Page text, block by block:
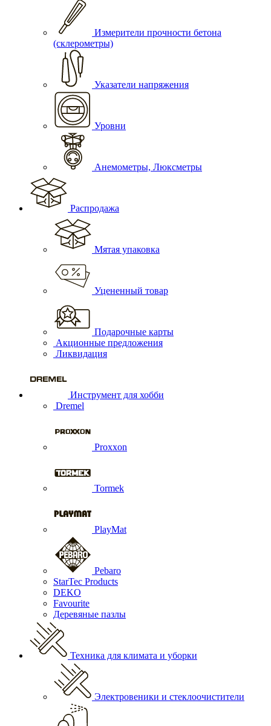
Измерители прочности бетона
(склерометры)
Указатели напряжения
Уровни
Анемометры, Люксметры
Распродажа
Мятая упаковка
Уцененный товар
Подарочные карты
Акционные предложения
Ликвидация
Инструмент для хобби
Dremel
Proxxon
Tormek
PlayMat
Pebaro
StarTec Products
DEKO
Favourite
Деревяные пазлы
Техника для климата и уборки
Электровеники и стеклоочистители